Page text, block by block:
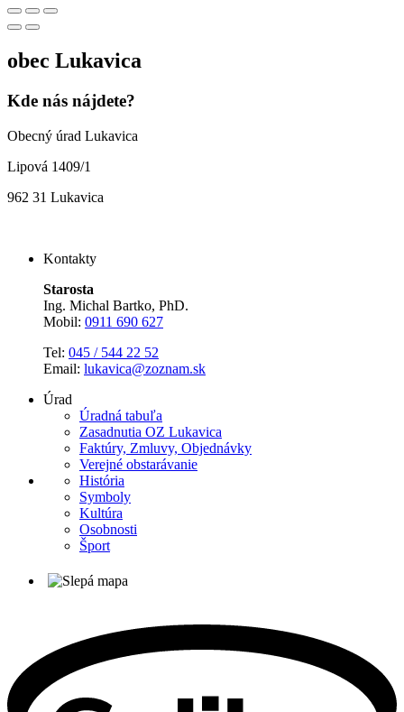
obec Lukavica
Kde nás nájdete?
Obecný úrad Lukavica
Lipová 1409/1
962 31 Lukavica
Kontakty
Starosta
Ing. Michal Bartko, PhD.
Mobil: 0911 690 627
Tel: 045 / 544 22 52
Email: lukavica@zoznam.sk
Úrad
Úradná tabuľa
Zasadnutia OZ Lukavica
Faktúry, Zmluvy, Objednávky
Verejné obstarávanie
História
Symboly
Kultúra
Osobnosti
Šport